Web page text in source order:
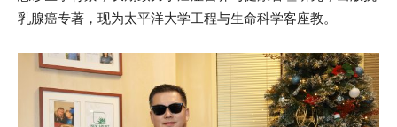
乳腺癌专著，现为太平洋大学工程与生命科学客座教。